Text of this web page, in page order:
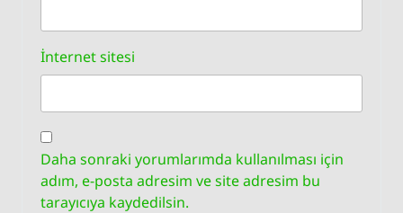
İnternet sitesi
Daha sonraki yorumlarımda kullanılması için
adım, e-posta adresim ve site adresim bu
tarayıcıya kaydedilsin.